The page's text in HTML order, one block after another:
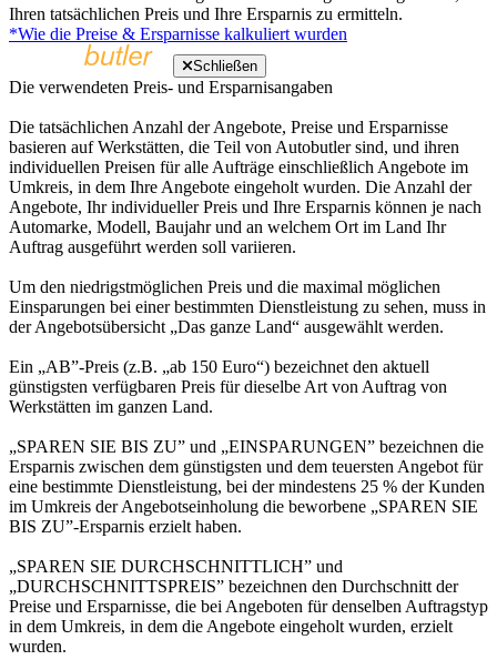
Ihren tatsächlichen Preis und Ihre Ersparnis zu ermitteln.
*Wie die Preise & Ersparnisse kalkuliert wurden
Schließen
Die verwendeten Preis- und Ersparnisangaben
Die tatsächlichen Anzahl der Angebote, Preise und Ersparnisse
basieren auf Werkstätten, die Teil von Autobutler sind, und ihren
individuellen Preisen für alle Aufträge einschließlich Angebote im
Umkreis, in dem Ihre Angebote eingeholt wurden. Die Anzahl der
Angebote, Ihr individueller Preis und Ihre Ersparnis können je nach
Automarke, Modell, Baujahr und an welchem Ort im Land Ihr
Auftrag ausgeführt werden soll variieren.
Um den niedrigstmöglichen Preis und die maximal möglichen
Einsparungen bei einer bestimmten Dienstleistung zu sehen, muss in
der Angebotsübersicht „Das ganze Land“ ausgewählt werden.
Ein „AB”-Preis (z.B. „ab 150 Euro“) bezeichnet den aktuell
günstigsten verfügbaren Preis für dieselbe Art von Auftrag von
Werkstätten im ganzen Land.
„SPAREN SIE BIS ZU” und „EINSPARUNGEN” bezeichnen die
Ersparnis zwischen dem günstigsten und dem teuersten Angebot für
eine bestimmte Dienstleistung, bei der mindestens 25 % der Kunden
im Umkreis der Angebotseinholung die beworbene „SPAREN SIE
BIS ZU”-Ersparnis erzielt haben.
„SPAREN SIE DURCHSCHNITTLICH” und
„DURCHSCHNITTSPREIS” bezeichnen den Durchschnitt der
Preise und Ersparnisse, die bei Angeboten für denselben Auftragstyp
in dem Umkreis, in dem die Angebote eingeholt wurden, erzielt
wurden.